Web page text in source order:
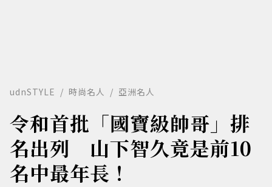
udnSTYLE 時尚名人 亞洲名人
令和首批「國寶級帥哥」排
名出列 山下智久竟是前10
名中最年長！